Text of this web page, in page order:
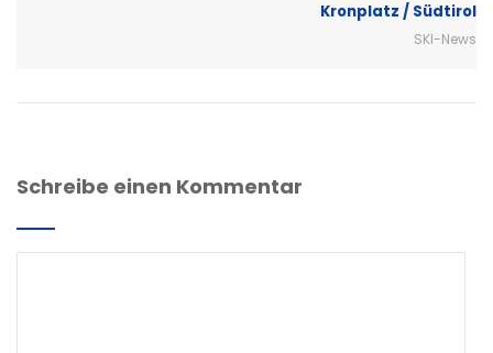
Kronplatz / Südtirol
SKI-News
Schreibe einen Kommentar